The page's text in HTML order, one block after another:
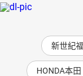
EP.74 耶穌靠什麼力
EP.77 每個人都可
EP.78 耶穌指出猶
EP.79 耶穌指出猶
新世紀
HONDA本田